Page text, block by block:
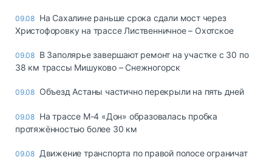
09.08 На Сахалине раньше срока сдали мост через
Христофоровку на трассе Лиственничное – Охотское
09.08 В Заполярье завершают ремонт на участке с 30 по
38 км трассы Мишуково – Снежногорск
09.08 Объезд Астаны частично перекрыли на пять дней
09.08 На трассе М-4 «Дон» образовалась пробка
протяжённостью более 30 км
09.08 Движение транспорта по правой полосе ограничат